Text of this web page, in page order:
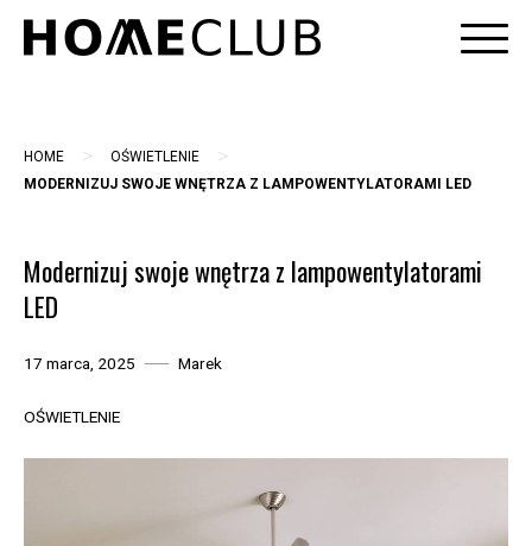
Skip
HOME > OŚWIETLENIE >
MODERNIZUJ SWOJE WNĘTRZA Z LAMPOWENTYLATORAMI LED
Modernizuj swoje wnętrza z lampowentylatorami
LED
17 marca, 2025 Marek
OŚWIETLENIE